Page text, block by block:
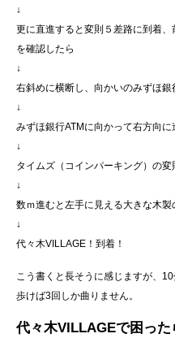
↓
更に直進すると変則５差路に到着
を確認したら
↓
右斜めに横断し、向かいのみずほ銀
↓
みずほ銀行ATMに向かって右方向に
↓
タイムズ（コインパーキング）の
↓
数ｍ進むと左手に見える大きな木製
↓
代々木VILLAGE！到着！
こう書くと長そうに感じますが、
歩けば3回しか曲りません。
代々木VILLAGEで困っ